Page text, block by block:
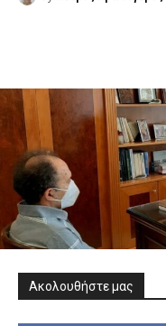
Ακολουθήστε μας